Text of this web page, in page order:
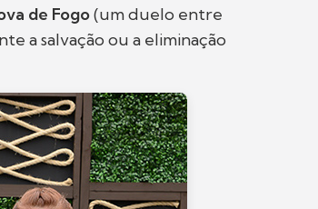
de Fogo(um duelo entre
a salvação ou a eliminação